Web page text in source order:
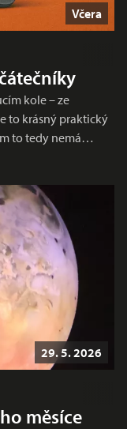
Včera
kole – ze
to krásný praktický
to tedy nemá…
29. 5. 2026
měsíce